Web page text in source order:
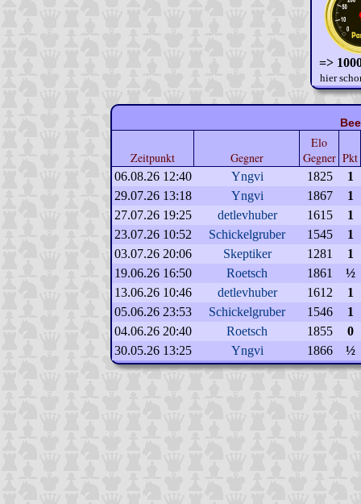
=>
hier
Zeitpunkt Gegner
Elo
Gegner Pkt
06.08.26 12:40 Yngvi 1825
1
29.07.26 13:18
Yngvi 1867
1
27.07.26 19:25
detlevhuber 1615
1
23.07.26 10:52
Schickelgruber 1545
1
03.07.26 20:06
Skeptiker 1281
1
19.06.26 16:50
Roetsch 1861
½
13.06.26 10:46
detlevhuber 1612
1
05.06.26 23:53
Schickelgruber 1546
1
04.06.26 20:40
Roetsch 1855
0
30.05.26 13:25
Yngvi 1866 ½